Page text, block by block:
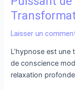
Laisser un
L’hypnose est une
de conscience
relaxation
Transformation »